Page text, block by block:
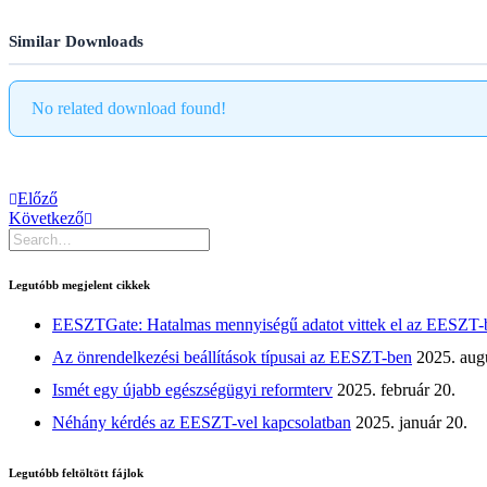
Similar Downloads
No related download found!
Előző
Következő
Legutóbb megjelent cikkek
EESZTGate: Hatalmas mennyiségű adatot vittek el az EESZT-
Az önrendelkezési beállítások típusai az EESZT-ben 2025.
Ismét egy újabb egészségügyi reformterv 2025. február 20.
Néhány kérdés az EESZT-vel kapcsolatban 2025. január 20.
Legutóbb feltöltött fájlok